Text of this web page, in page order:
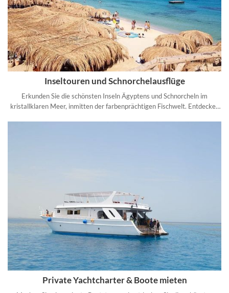
Inseltouren und Schnorchelausflüge
Erkunden Sie die schönsten Inseln Ägyptens und Schnorcheln im
kristallklaren Meer, inmitten der farbenprächtigen Fischwelt. Entdecken
Private Yachtcharter & Boote mieten